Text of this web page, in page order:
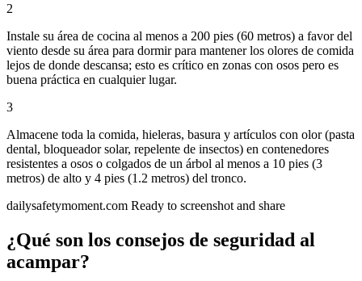
2
Instale su área de cocina al menos a 200 pies (60 metros) a favor del
viento desde su área para dormir para mantener los olores de comida
lejos de donde descansa; esto es crítico en zonas con osos pero es
buena práctica en cualquier lugar.
3
Almacene toda la comida, hieleras, basura y artículos con olor (pasta
dental, bloqueador solar, repelente de insectos) en contenedores
resistentes a osos o colgados de un árbol al menos a 10 pies (3
metros) de alto y 4 pies (1.2 metros) del tronco.
dailysafetymoment.com Ready to screenshot and share
¿Qué son los consejos de seguridad al
acampar?